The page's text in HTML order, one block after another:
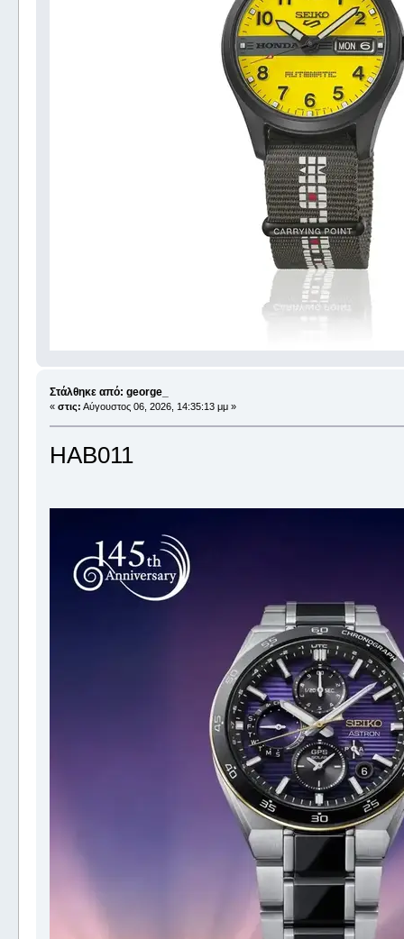
Στάλθηκε από: george_
« στις: Αύγουστος 06, 2026, 14:35:13 μμ »
HAB011